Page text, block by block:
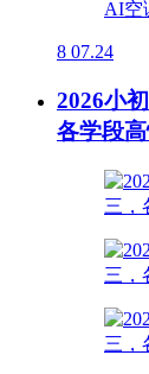
8 07.24
2026小
各学段